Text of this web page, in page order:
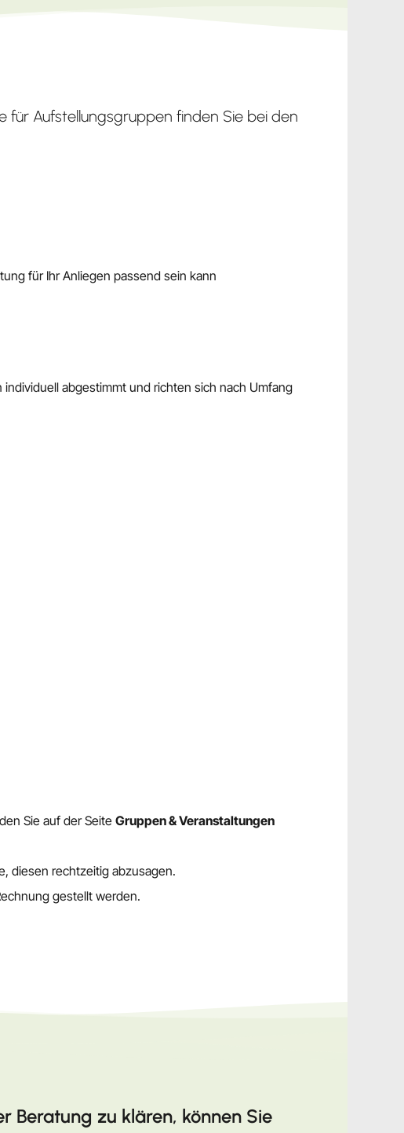
für Aufstellungsgruppen finden Sie bei den
für Ihr Anliegen passend sein kann
abgestimmt und richten sich nach Umfang
Sie auf der Seite Gruppen & Veranstaltungen
diesen rechtzeitig abzusagen.
gestellt werden.
Beratung zu klären, können Sie